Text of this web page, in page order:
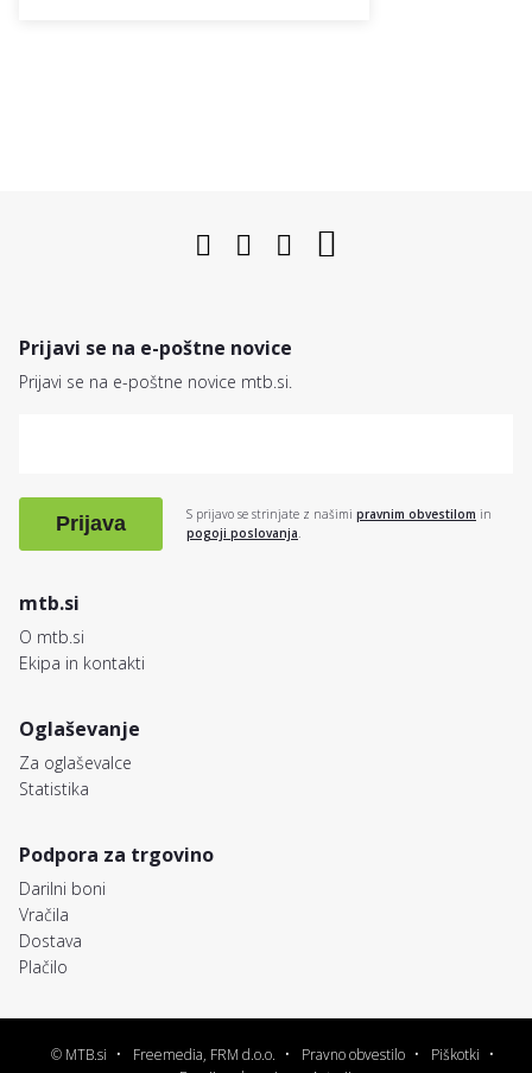
mtb.si
O mtb.si
Ekipa in kontakti
Oglaševanje
Za oglaševalce
Statistika
Podpora za trgovino
Darilni boni
Vračila
Dostava
Plačilo
Prijavi se na e-poštne novice
Prijavi se na e-poštne novice mtb.si.
Prijava S prijavo se strinjate z našimi pravnim obvestilom in
pogoji poslovanja.
© MTB.si Freemedia, FRM d.o.o. Pravno obvestilo
Piškotki